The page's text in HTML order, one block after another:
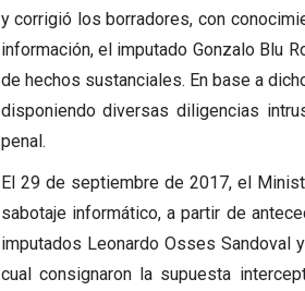
y corrigió los borradores, con
información, el imputado Gonzalo Blu
de hechos sustanciales. En base a
disponiendo diversas diligencias
penal.
El 29 de septiembre de 2017, el
sabotaje informático, a partir de
imputados Leonardo Osses Sandoval
cual consignaron la supuesta